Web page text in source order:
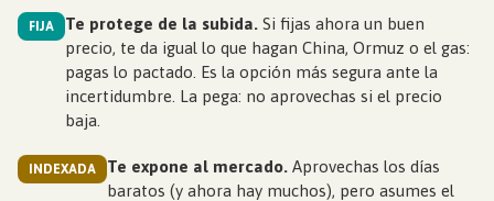
FIJA Te protege de la subida. Si fijas ahora un buen
precio, te da igual lo que hagan China, Ormuz o el gas:
pagas lo pactado. Es la opción más segura ante la
incertidumbre. La pega: no aprovechas si el precio
baja.
INDEXADA Te expone al mercado. Aprovechas los días
baratos (y ahora hay muchos), pero asumes el